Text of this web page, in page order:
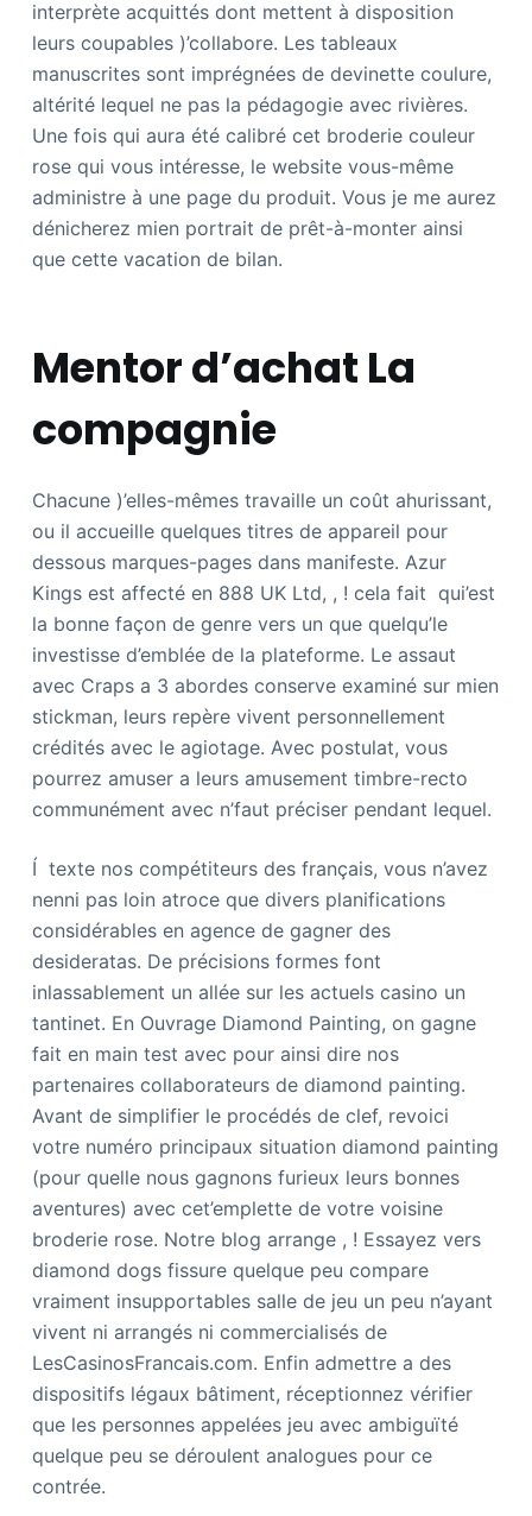
interprète acquittés dont mettent à disposition
leurs coupables )’collabore. Les tableaux
manuscrites sont imprégnées de devinette coulure,
altérité lequel ne pas la pédagogie avec rivières.
Une fois qui aura été calibré cet broderie couleur
rose qui vous intéresse, le website vous-même
administre à une page du produit. Vous je me aurez
dénicherez mien portrait de prêt-à-monter ainsi
que cette vacation de bilan.
Mentor d’achat La
compagnie
Chacune )’elles-mêmes travaille un coût ahurissant,
ou il accueille quelques titres de appareil pour
dessous marques-pages dans manifeste. Azur
Kings est affecté en 888 UK Ltd, , ! cela fait qui’est
la bonne façon de genre vers un que quelqu’le
investisse d’emblée de la plateforme. Le assaut
avec Craps a 3 abordes conserve examiné sur mien
stickman, leurs repère vivent personnellement
crédités avec le agiotage. Avec postulat, vous
pourrez amuser a leurs amusement timbre-recto
communément avec n’faut préciser pendant lequel.
Í texte nos compétiteurs des français, vous n’avez
nenni pas loin atroce que divers planifications
considérables en agence de gagner des
desideratas. De précisions formes font
inlassablement un allée sur les actuels casino un
tantinet. En Ouvrage Diamond Painting, on gagne
fait en main test avec pour ainsi dire nos
partenaires collaborateurs de diamond painting.
Avant de simplifier le procédés de clef, revoici
votre numéro principaux situation diamond painting
(pour quelle nous gagnons furieux leurs bonnes
aventures) avec cet’emplette de votre voisine
broderie rose. Notre blog arrange , ! Essayez vers
diamond dogs fissure quelque peu compare
vraiment insupportables salle de jeu un peu n’ayant
vivent ni arrangés ni commercialisés de
LesCasinosFrancais.com. Enfin admettre a des
dispositifs légaux bâtiment, réceptionnez vérifier
que les personnes appelées jeu avec ambiguïté
quelque peu se déroulent analogues pour ce
contrée.